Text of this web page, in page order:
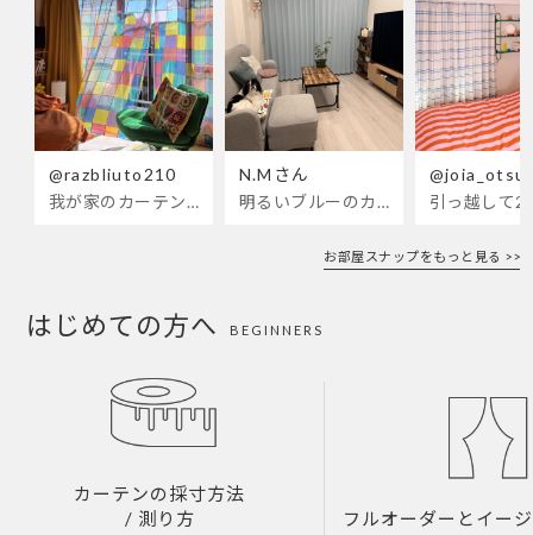
@razbliuto210
我が家のカーテンが新しくなりました🌼早起きが超絶苦手な私が、思わず朝カーテンを開けて光合成するようになったステンドグラスカーテン…！
N.Mさん
明るいブルーのカーテンで、部屋全体が明るく。白を基調とした部屋にぴったりです。
お部屋スナップをもっと見る >>
はじめての方へ BEGINNERS
カーテンの採寸方法
/ 測り方
フルオーダーとイー